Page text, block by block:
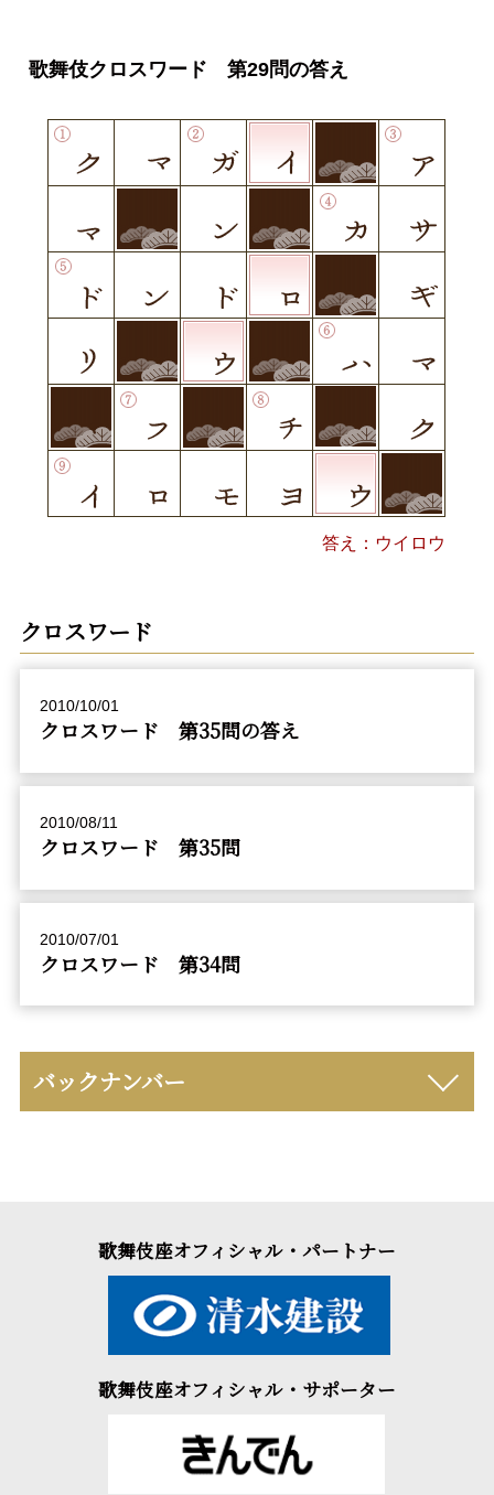
歌舞伎クロスワード 第29問の答え
答え：ウイロウ
クロスワード
2010/10/01
クロスワード 第35問の答え
2010/08/11
クロスワード 第35問
2010/07/01
クロスワード 第34問
バックナンバー
歌舞伎座オフィシャル・パートナー
歌舞伎座オフィシャル・サポーター